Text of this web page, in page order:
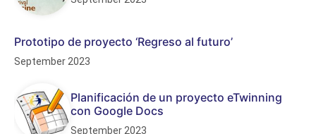
Prototipo de proyecto ‘Regreso al futuro’
September 2023
Planificación de un proyecto eTwinning
con Google Docs
September 2023